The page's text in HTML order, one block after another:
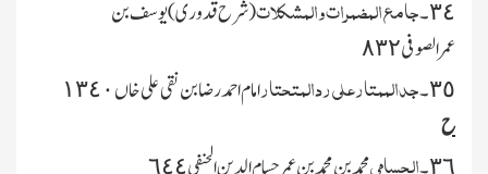
٣٤۔ جامع المضمرات والمشکلات(شرح قدوری)یوسف بن
عمرالصوفی ٨٣٢
٣٥۔ جدالممتارعلی ردالمتحتارامام احمدرضابن نقی علی خاں ١٣٤٠
ح
الحسامی